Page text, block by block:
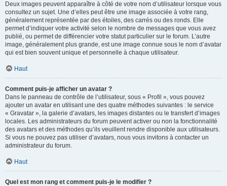
Deux images peuvent apparaître à côté de votre nom d’utilisateur lorsque vous
consultez un sujet. Une d’elles peut être une image associée à votre rang,
généralement représentée par des étoiles, des carrés ou des ronds. Elle
permet d’indiquer votre activité selon le nombre de messages que vous avez
publié, ou permet de différencier votre statut particulier sur le forum. L’autre
image, généralement plus grande, est une image connue sous le nom d’avatar
qui est bien souvent unique et personnelle à chaque utilisateur.
Haut
Comment puis-je afficher un avatar ?
Dans le panneau de contrôle de l’utilisateur, sous « Profil », vous pouvez
ajouter un avatar en utilisant une des quatre méthodes suivantes : le service
« Gravatar », la galerie d’avatars, les images distantes ou le transfert d’images
locales. Les administrateurs du forum peuvent activer ou non la fonctionnalité
des avatars et des méthodes qu’ils veuillent rendre disponible aux utilisateurs.
Si vous ne pouvez pas utiliser d’avatars, nous vous invitons à contacter un
administrateur du forum.
Haut
Quel est mon rang et comment puis-je le modifier ?